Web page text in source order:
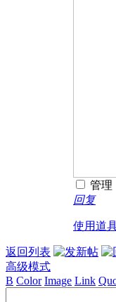
管理
回复
使用道
返回列表
高级模式
B Color Image Link